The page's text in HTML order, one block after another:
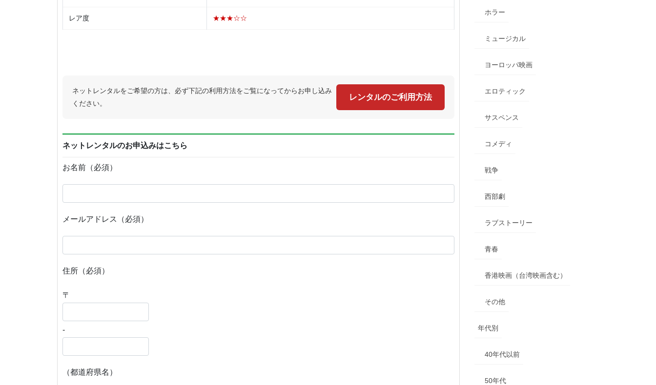
レア度 ★★★☆☆
ネットレンタルをご希望の方は、必ず下記の利用方法をご覧になってからお申し込み
ください。
レンタルのご利用方法
ネットレンタルのお申込みはこちら
お名前（必須）
メールアドレス（必須）
住所（必須）
〒
-
（都道府県名）
ホラー
ミュージカル
ヨーロッパ映画
エロティック
サスペンス
コメディ
戦争
西部劇
ラブストーリー
青春
香港映画（台湾映画含む）
その他
年代別
40年代以前
50年代